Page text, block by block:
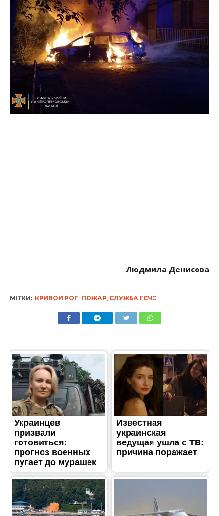
Людмила Денисова
МІТКИ: КРИВОЙ РОГ, ПОЖАР, СЛУЖБА ГСЧС